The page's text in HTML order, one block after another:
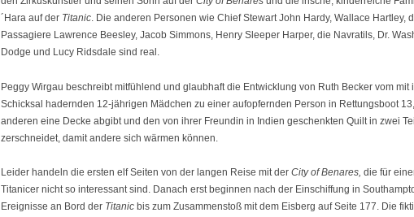
´Hara auf der Titanic. Die anderen Personen wie Chief Stewart John Hardy, Wallace Hartley,
Passagiere Lawrence Beesley, Jacob Simmons, Henry Sleeper Harper, die Navratils, Dr.
Dodge und Lucy Ridsdale sind real.
Peggy Wirgau beschreibt mitfühlend und glaubhaft die Entwicklung von Ruth Becker vom mit
Schicksal hadernden 12-jährigen Mädchen zu einer aufopfernden Person in Rettungsboot
anderen eine Decke abgibt und den von ihrer Freundin in Indien geschenkten Quilt in zwei
zerschneidet, damit andere sich wärmen können.
Leider handeln die ersten elf Seiten von der langen Reise mit der City of Benares, die für
Titanicer nicht so interessant sind. Danach erst beginnen nach der Einschiffung in
Ereignisse an Bord der Titanic bis zum Zusammenstoß mit dem Eisberg auf Seite 177. Die